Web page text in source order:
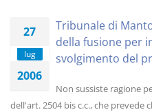
27
lug
2006
Tribunale di
della fusione per
svolgimento del
Non sussiste ragione
dell'art. 2504 bis c.c., che prevede